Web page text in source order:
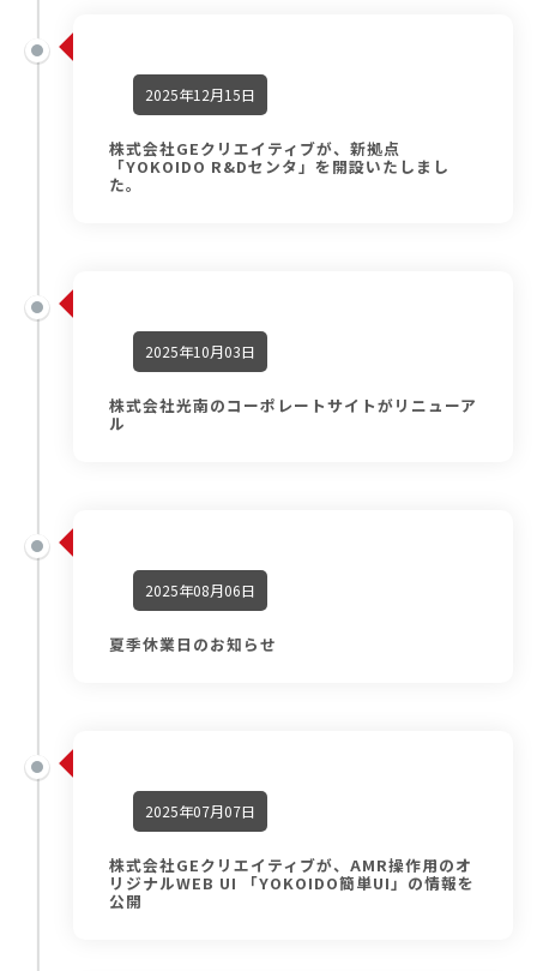
2025年12月15日
株式会社GEクリエイティブが、新拠点
「YOKOIDO R&Dセンタ」を開設いたしまし
た。
2025年10月03日
株式会社光南のコーポレートサイトがリニューア
ル
2025年08月06日
夏季休業日のお知らせ
2025年07月07日
株式会社GEクリエイティブが、AMR操作用のオ
リジナルWEB UI 「YOKOIDO簡単UI」の情報を
公開